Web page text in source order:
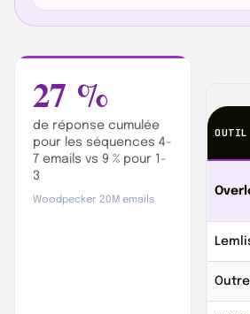
27 %
de réponse cumulée
pour les séquences 4-
7 emails vs 9 % pour 1-
3
Woodpecker 20M emails
OUTIL